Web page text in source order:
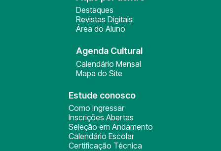
Destaques
Revistas Digitais
Área do Aluno
Agenda Cultural
Calendário Mensal
Mapa do Site
Estude conosco
Como ingressar
Inscrições Abertas
Seleção em Andamento
Calendário Escolar
Certificação Técnica